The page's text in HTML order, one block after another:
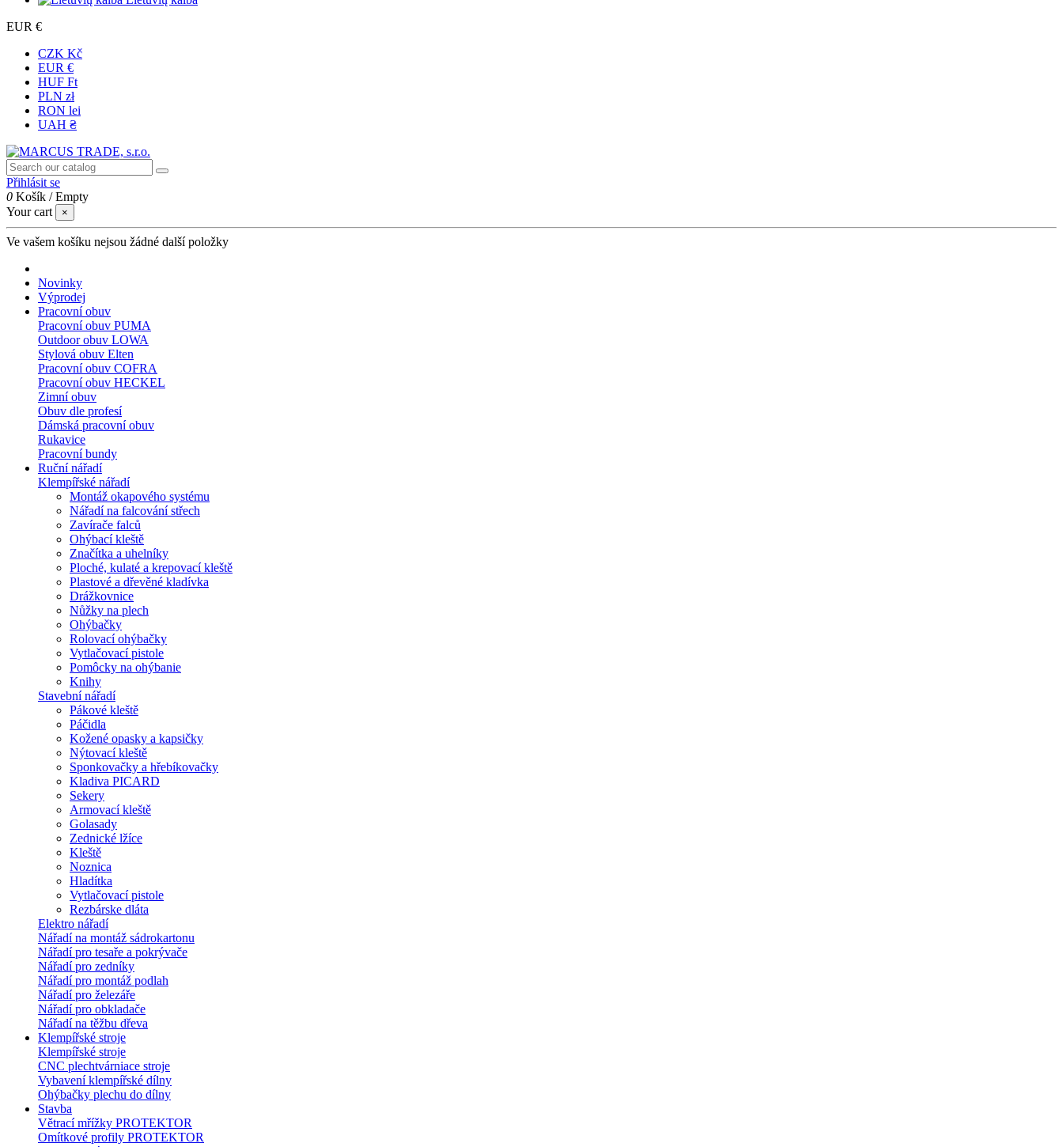
EUR €
CZK Kč
EUR €
HUF Ft
PLN zł
RON lei
UAH ₴
Přihlásit se
0 Košík /Empty
Your cart
×
Ve vašem košíku nejsou žádné další položky
Novinky
Výprodej
Pracovní obuv
Pracovní obuv PUMA
Outdoor obuv LOWA
Stylová obuv Elten
Pracovní obuv COFRA
Pracovní obuv HECKEL
Zimní obuv
Obuv dle profesí
Dámská pracovní obuv
Rukavice
Pracovní bundy
Ruční nářadí
Klempířské nářadí
Montáž okapového systému
Nářadí na falcování střech
Zavírače falců
Ohýbací kleště
Značítka a uhelníky
Ploché, kulaté a krepovací kleště
Plastové a dřevěné kladívka
Drážkovnice
Nůžky na plech
Ohýbačky
Rolovací ohýbačky
Vytlačovací pistole
Pomôcky na ohýbanie
Knihy
Stavební nářadí
Pákové kleště
Páčidla
Kožené opasky a kapsičky
Nýtovací kleště
Sponkovačky a hřebíkovačky
Kladiva PICARD
Sekery
Armovací kleště
Golasady
Zednické lžíce
Kleště
Noznica
Hladítka
Vytlačovací pistole
Rezbárske dláta
Elektro nářadí
Nářadí na montáž sádrokartonu
Nářadí pro tesaře a pokrývače
Nářadí pro zedníky
Nářadí pro montáž podlah
Nářadí pro železáře
Nářadí pro obkladače
Nářadí na těžbu dřeva
Klempířské stroje
Klempířské stroje
CNC plechtvárniace stroje
Vybavení klempířské dílny
Ohýbačky plechu do dílny
Stavba
Větrací mřížky PROTEKTOR
Omítkové profily PROTEKTOR